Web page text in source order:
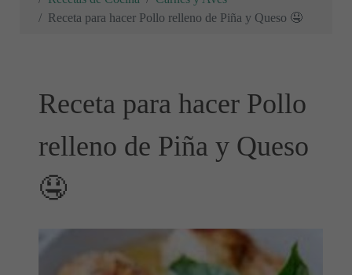
Receta para hacer Pollo relleno de Piña y Queso 🤤
Receta para hacer Pollo
relleno de Piña y Queso
🤤